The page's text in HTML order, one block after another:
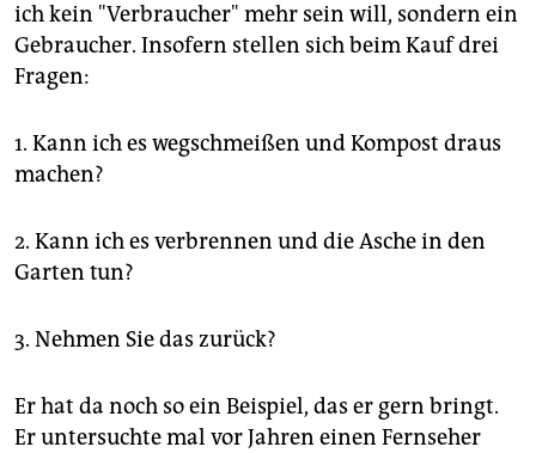
ich kein "Verbraucher" mehr sein will, sondern ein
Gebraucher. Insofern stellen sich beim Kauf drei
Fragen:
1. Kann ich es wegschmeißen und Kompost draus
machen?
2. Kann ich es verbrennen und die Asche in den
Garten tun?
3. Nehmen Sie das zurück?
Er hat da noch so ein Beispiel, das er gern bringt.
Er untersuchte mal vor Jahren einen Fernseher